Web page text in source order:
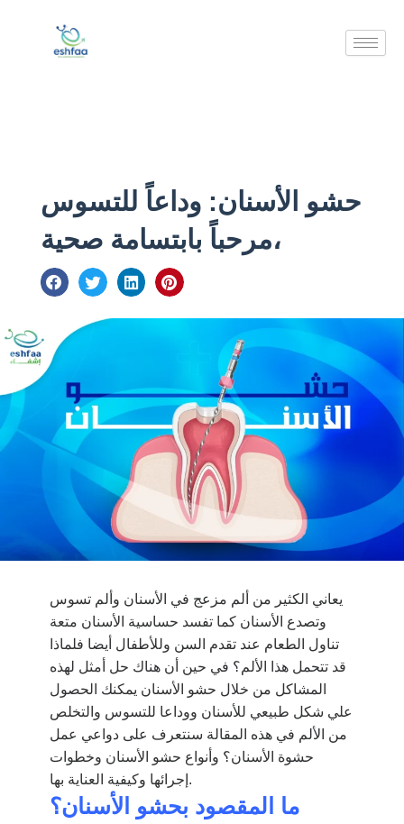
حشو الأسنان: وداعاً للتسوس
،مرحباً بابتسامة صحية
يعاني الكثير من ألم مزعج في الأسنان وألم تسوس
وتصدع الأسنان كما تفسد حساسية الأسنان متعة
تناول الطعام عند تقدم السن وللأطفال أيضا فلماذا
قد تتحمل هذا الألم؟ في حين أن هناك حل أمثل لهذه
المشاكل من خلال حشو الأسنان يمكنك الحصول
علي شكل طبيعي للأسنان ووداعا للتسوس والتخلص
من الألم في هذه المقالة سنتعرف علىدواعي عمل
حشوة الأسنان؟ وأنواع حشو الأسنان وخطوات
إجرائها وكيفية العناية بها .
ما المقصود بحشو الأسنان؟